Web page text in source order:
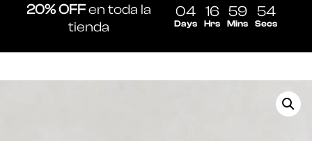
20% OFFen toda la
tienda
04
Days
16
Hrs
59
Mins
54
Secs